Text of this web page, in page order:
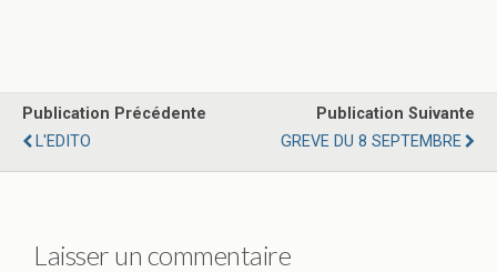
Publication Précédente
L'EDITO
Publication Suivante
GREVE DU 8 SEPTEMBRE
Laisser un commentaire